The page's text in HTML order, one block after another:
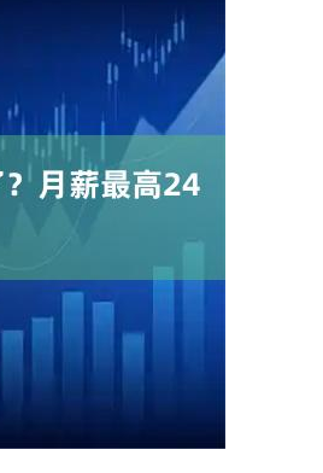
4694.44